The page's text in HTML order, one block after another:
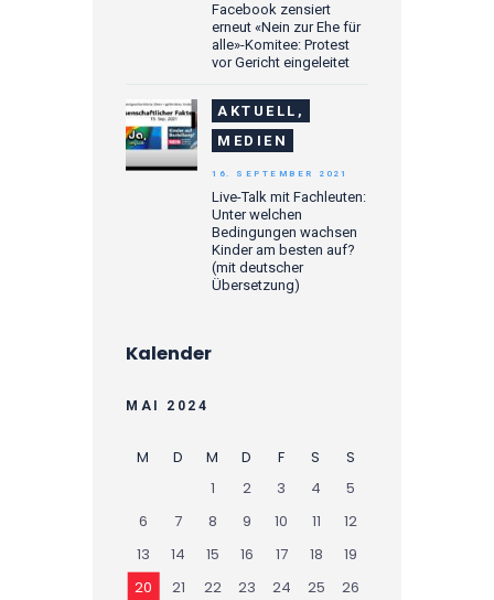
Facebook zensiert
erneut «Nein zur Ehe für
alle»-Komitee: Protest
vor Gericht eingeleitet
AKTUELL,
MEDIEN
Live-Talk mit Fachleuten:
Unter welchen
Bedingungen wachsen
Kinder am besten auf?
(mit deutscher
Übersetzung)
16. SEPTEMBER 2021
Kalender
MAI 2024
M D M D F S
S
1
2 3 4
5
6
7 8 9 10 11
12
13
14 15 16 17 18
19
20
21 22 23 24 25
26